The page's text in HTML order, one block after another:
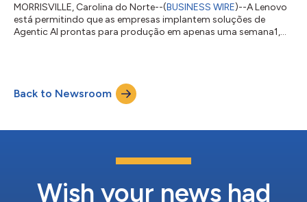
MORRISVILLE, Carolina do Norte--(BUSINESS WIRE)--A Lenovo
está permitindo que as empresas implantem soluções de
Agentic AI prontas para produção em apenas uma semana1,
Isso não é teórico; análises independentes da Signal65
confirmam esses resultados em implantações reais. O
Knowledge Super Agent da Lenovo reduziu o tempo gasto e...
Back to Newsroom
Wish your news had